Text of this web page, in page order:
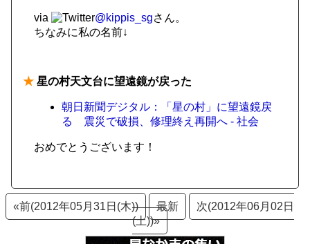
via @kippis_sgさん。
ちなみに私の名前↓
★ 星の村天文台に望遠鏡が戻った
朝日新聞デジタル：「星の村」に望遠鏡戻
る 震災で破損、修理終え再開へ - 社会
おめでとうございます！
«前(2012年05月31日(木)) 最新
次(2012年06月02日
(土))»